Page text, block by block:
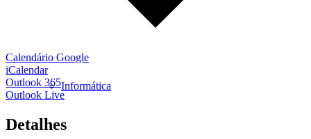
Informática
Calendário Google
iCalendar
Outlook 365
Outlook Live
Detalhes